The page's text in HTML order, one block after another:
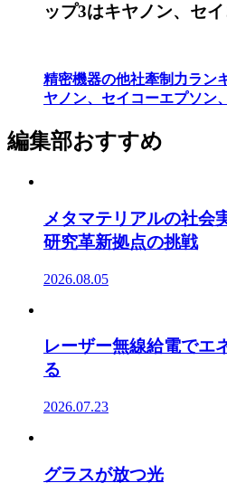
ップ3はキヤノン、セ
精密機器の他社牽制力ラ
ヤノン、セイコーエプソン
編集部おすすめ
メタマテリアルの社
研究革新拠点の挑戦
2026.08.05
レーザー無線給電でエ
る
2026.07.23
グラスが放つ光